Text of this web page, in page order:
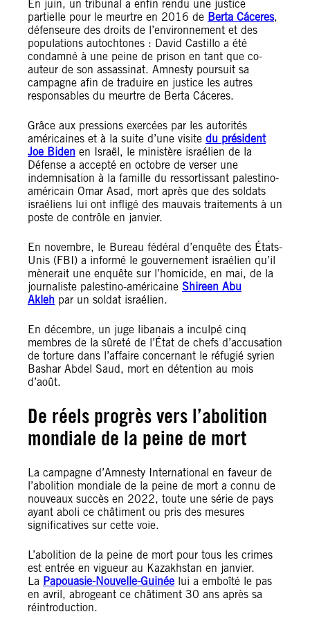
En juin, un tribunal a enfin rendu une justice
partielle pour le meurtre en 2016 de Berta Cáceres,
défenseure des droits de l’environnement et des
populations autochtones : David Castillo a été
condamné à une peine de prison en tant que co-
auteur de son assassinat. Amnesty poursuit sa
campagne afin de traduire en justice les autres
responsables du meurtre de Berta Cáceres.
Grâce aux pressions exercées par les autorités
américaines et à la suite d’une visite du président
Joe Biden en Israël, le ministère israélien de la
Défense a accepté en octobre de verser une
indemnisation à la famille du ressortissant palestino-
américain Omar Asad, mort après que des soldats
israéliens lui ont infligé des mauvais traitements à un
poste de contrôle en janvier.
En novembre, le Bureau fédéral d’enquête des États-
Unis (FBI) a informé le gouvernement israélien qu’il
mènerait une enquête sur l’homicide, en mai, de la
journaliste palestino-américaine Shireen Abu
Akleh par un soldat israélien.
En décembre, un juge libanais a inculpé cinq
membres de la sûreté de l’État de chefs d’accusation
de torture dans l’affaire concernant le réfugié syrien
Bashar Abdel Saud, mort en détention au mois
d’août.
De réels progrès vers l’abolition
mondiale de la peine de mort
La campagne d’Amnesty International en faveur de
l’abolition mondiale de la peine de mort a connu de
nouveaux succès en 2022, toute une série de pays
ayant aboli ce châtiment ou pris des mesures
significatives sur cette voie.
L’abolition de la peine de mort pour tous les crimes
est entrée en vigueur au Kazakhstan en janvier.
La Papouasie-Nouvelle-Guinée lui a emboîté le pas
en avril, abrogeant ce châtiment 30 ans après sa
réintroduction.